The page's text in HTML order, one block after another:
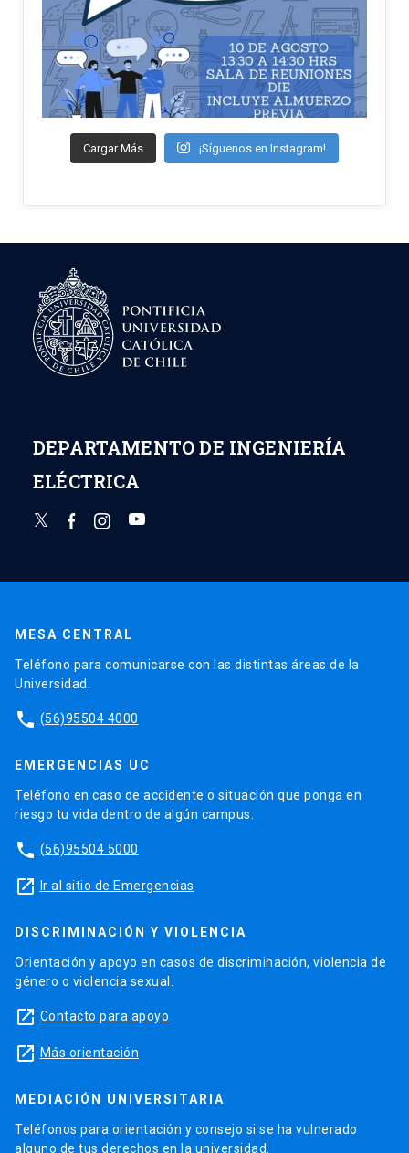
Cargar Más ¡Síguenos en Instagram!
DEPARTAMENTO DE INGENIERÍA
ELÉCTRICA
MESA CENTRAL
Teléfono para comunicarse con las distintas áreas de la
Universidad.
phone (56)95504 4000
EMERGENCIAS UC
Teléfono en caso de accidente o situación que ponga en
riesgo tu vida dentro de algún campus.
phone (56)95504 5000
launch Ir al sitio de Emergencias
DISCRIMINACIÓN Y VIOLENCIA
Orientación y apoyo en casos de discriminación, violencia de
género o violencia sexual.
launch Contacto para apoyo
launch Más orientación
MEDIACIÓN UNIVERSITARIA
Teléfonos para orientación y consejo si se ha vulnerado
alguno de tus derechos en la universidad.